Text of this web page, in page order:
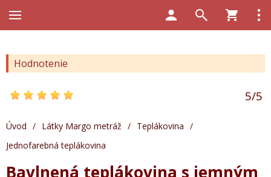
Hodnotenie
5/5
Úvod / Látky Margo metráž / Teplákovina /
Jednofarebná teplákovina
Bavlnená teplákovina s jemným